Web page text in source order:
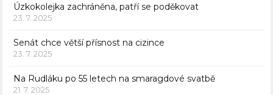
Úzkokolejka zachráněna, patří se poděkovat
23. 7. 2025
Senát chce větší přísnost na cizince
23. 7. 2025
Na Rudláku po 55 letech na smaragdové svatbě
21. 7. 2025